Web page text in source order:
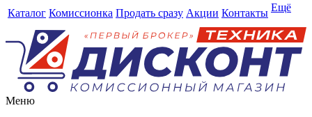
Каталог Комиссионка Продать сразу Акции Контакты Ещё
Меню